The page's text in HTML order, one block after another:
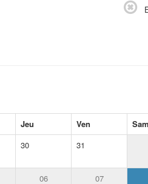
Jeu Ven Sam
30 31
06 07